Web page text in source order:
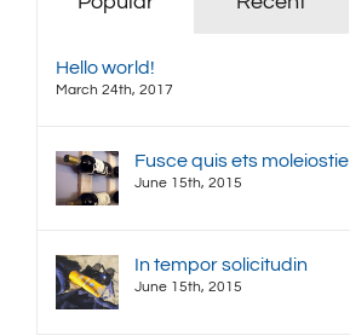
Hello world!
March 24th, 2017
Fusce quis ets moleiostie
June 15th, 2015
In tempor solicitudin
June 15th, 2015